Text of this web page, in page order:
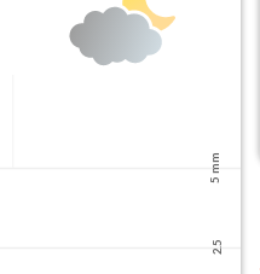
5 mm
2.5